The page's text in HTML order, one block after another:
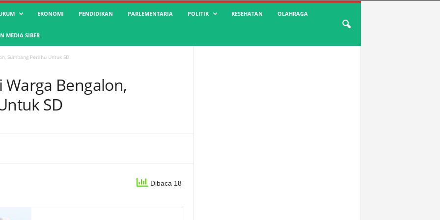
EKONOMI PENDIDIKAN PARLEMENTARIA POLITIK KESEHATAN OLAHRAGA
MEDIA SIBER
Sumbang Perahu Untuk SD
Bengalon,
SD
Dibaca 18